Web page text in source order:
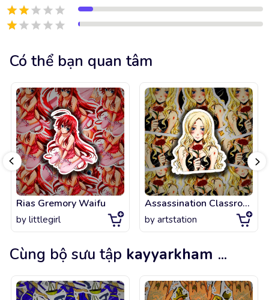
Có thể bạn quan tâm
Rias Gremory Waifu
by littlegirl
Assassination Classroom - Irina senseï fanart !
by artstation
Cùng bộ sưu tập kayyarkham ...